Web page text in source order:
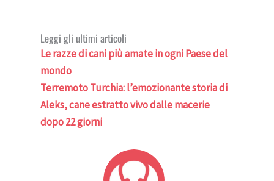
Leggi gli ultimi articoli
Le razze di cani più amate in ogni Paese del
mondo
Terremoto Turchia: l’emozionante storia di
Aleks, cane estratto vivo dalle macerie
dopo 22 giorni